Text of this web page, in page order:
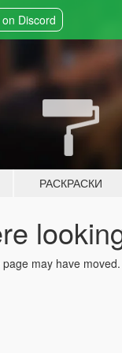
Discord
РАСКРАСКИ
may have moved.